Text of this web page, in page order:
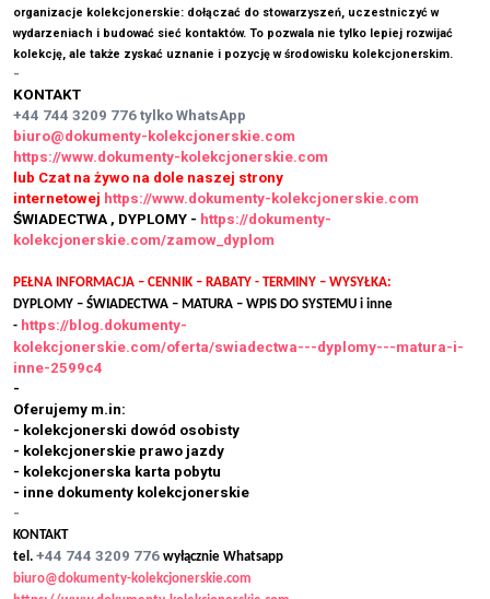
organizacje kolekcjonerskie: dołączać do stowarzyszeń, uczestniczyć w
wydarzeniach i budować sieć kontaktów. To pozwala nie tylko lepiej rozwijać
kolekcję, ale także zyskać uznanie i pozycję w środowisku kolekcjonerskim.
-
KONTAKT
+44 744 3209 776 tylko WhatsApp
biuro@dokumenty-kolekcjonerskie.com
https://www.dokumenty-kolekcjonerskie.com
lub Czat na żywo na dole naszej strony
internetowej https://www.dokumenty-kolekcjonerskie.com
ŚWIADECTWA , DYPLOMY - https://dokumenty-
kolekcjonerskie.com/zamow_dyplom
PEŁNA INFORMACJA – CENNIK – RABATY - TERMINY – WYSYŁKA:
DYPLOMY – ŚWIADECTWA – MATURA – WPIS DO SYSTEMU i inne
- https://blog.dokumenty-
kolekcjonerskie.com/oferta/swiadectwa---dyplomy---matura-i-
inne-2599c4
-
Oferujemy m.in:
- kolekcjonerski dowód osobisty
- kolekcjonerskie prawo jazdy
- kolekcjonerska karta pobytu
- inne dokumenty kolekcjonerskie
-
KONTAKT
tel. +44 744 3209 776 wyłącznie Whatsapp
biuro@dokumenty-kolekcjonerskie.com